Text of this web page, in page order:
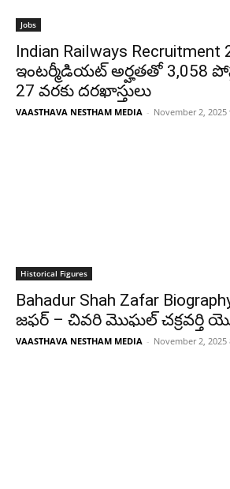
Jobs
Indian Railways Recruitment
ఇంటర్మీడియట్ అర్హతతో 3,058
27 వరకు దరఖాస్తులు
VAASTHAVA NESTHAM MEDIA - November 2, 2025
Historical Figures
Bahadur Shah Zafar
జఫర్ – చివరి మొఘల్ చక్రవర్తి
VAASTHAVA NESTHAM MEDIA - November 2, 2025